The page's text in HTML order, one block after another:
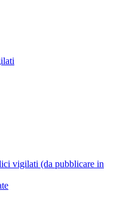
vigilati (da pubblicare in